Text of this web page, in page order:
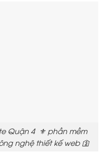
Quận 4 ⚜️ phần mềm
nghệ thiết kế web 🛐